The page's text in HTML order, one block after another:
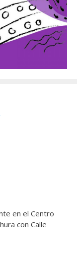
en el Centro
con Calle